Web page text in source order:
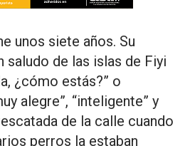
unos siete años. Su
saludo de las islas de Fiyi
¿cómo estás?” o
alegre”, “inteligente” y
de la calle cuando
perros la estaban